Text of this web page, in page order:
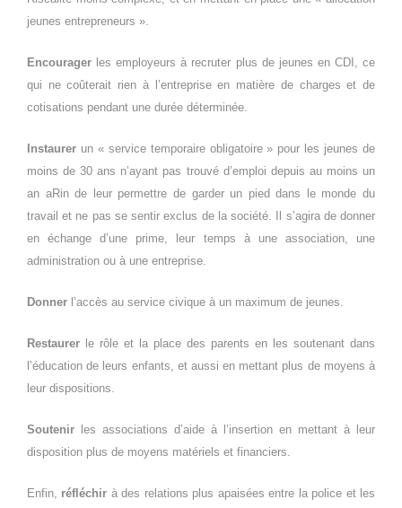
jeunes entrepreneurs ».
Encourager les employeurs à recruter plus de jeunes en CDI, ce
qui ne coûterait rien à l’entreprise en matière de charges et de
cotisations pendant une durée déterminée.
Instaurer un « service temporaire obligatoire » pour les jeunes de
moins de 30 ans n’ayant pas trouvé d’emploi depuis au moins un
an aRin de leur permettre de garder un pied dans le monde du
travail et ne pas se sentir exclus de la société. Il s’agira de donner
en échange d’une prime, leur temps à une association, une
administration ou à une entreprise.
Donner l’accès au service civique à un maximum de jeunes.
Restaurer le rôle et la place des parents en les soutenant dans
l’éducation de leurs enfants, et aussi en mettant plus de moyens à
leur dispositions.
Soutenir les associations d’aide à l’insertion en mettant à leur
disposition plus de moyens matériels et financiers.
Enfin, réfléchir à des relations plus apaisées entre la police et les